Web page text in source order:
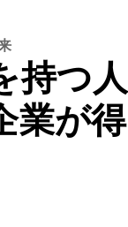
持つ
業が